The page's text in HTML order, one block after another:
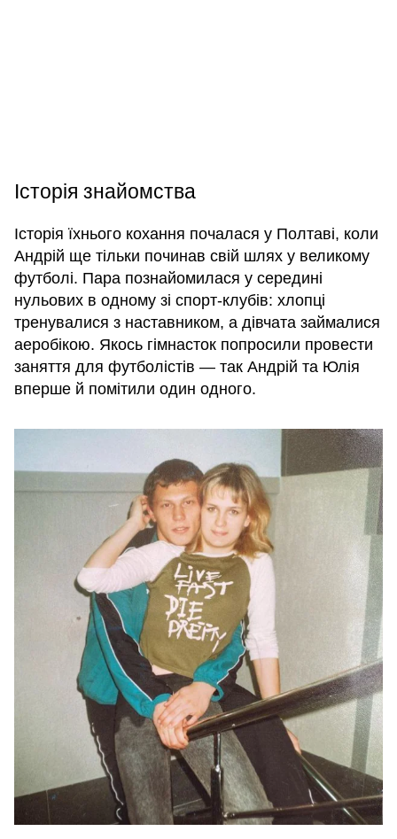
Історія знайомства
Історія їхнього кохання почалася у Полтаві, коли
Андрій ще тільки починав свій шлях у великому
футболі. Пара познайомилася у середині
нульових в одному зі спорт-клубів: хлопці
тренувалися з наставником, а дівчата займалися
аеробікою. Якось гімнасток попросили провести
заняття для футболістів — так Андрій та Юлія
вперше й помітили один одного.